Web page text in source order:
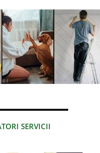
SERVICII